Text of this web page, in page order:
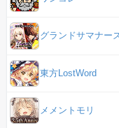
グランドサマナー
東方LostWord
メメントモリ